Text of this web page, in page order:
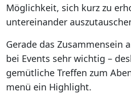
Möglichkeit, sich kurz zu
untereinander
Gerade das Zusammensein
bei Events sehr wichtig –
gemütliche Treffen zum
menü ein Highlight.